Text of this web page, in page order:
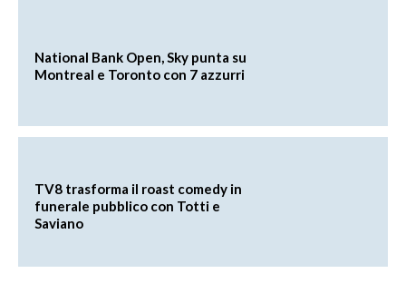
National Bank Open, Sky punta su
Montreal e Toronto con 7 azzurri
TV8 trasforma il roast comedy in
funerale pubblico con Totti e
Saviano